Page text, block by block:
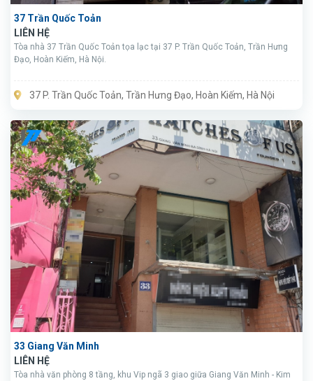
37 Trần Quốc Toản
LIÊN HỆ
Tòa nhà 37 Trần Quốc Toản tọa lạc tại 37 P. Trần Quốc Toản, Trần Hưng
Đạo, Hoàn Kiếm, Hà Nội.
37 P. Trần Quốc Toản, Trần Hưng Đạo, Hoàn Kiếm, Hà Nội
33 Giang Văn Minh
LIÊN HỆ
Tòa nhà văn phòng 8 tầng, khu Vip ngã 3 giao giữa Giang Văn Minh - Kim